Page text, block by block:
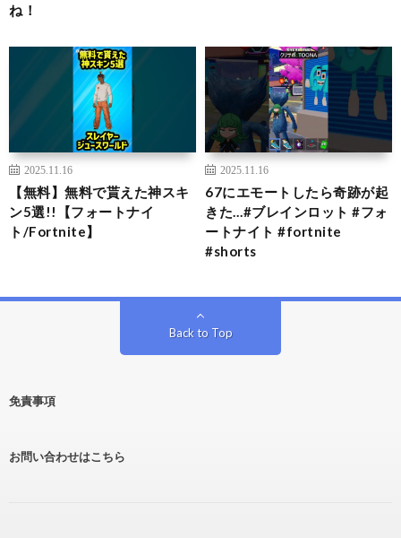
ね！
2025.11.16
【無料】無料で貰えた神スキ
ン5選!!【フォートナイ
ト/Fortnite】
2025.11.16
67にエモートしたら奇跡が起
きた…#ブレインロット #フォ
ートナイト #fortnite
#shorts
Back to Top
免責事項
お問い合わせはこちら